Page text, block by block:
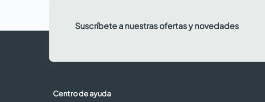
Suscríbete a nuestras ofertas y novedades
Centro de ayuda